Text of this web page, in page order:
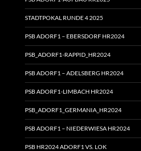
STADTPOKAL RUNDE 4 2025
PSB ADORF1 – EBERSDORF HR2024
PSB_ADORF1-RAPPID_HR2024
PSB ADORF1 – ADELSBERG HR2024
PSB ADORF1-LIMBACH HR2024
PSB_ADORF1_GERMANIA_HR2024
PSB ADORF1 – NIEDERWIESA HR2024
PSB HR2024 ADORF1 VS. LOK